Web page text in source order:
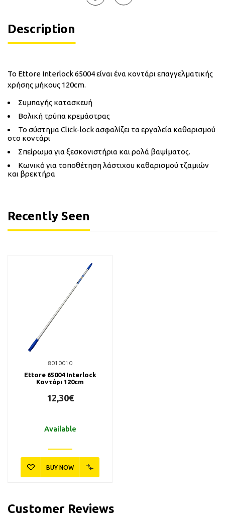
Description
Το Ettore Interlock 65004 είναι ένα κοντάρι επαγγελματικής
χρήσης μήκους 120cm.
Συμπαγής κατασκευή
Βολική τρύπα κρεμάστρας
Το σύστημα Click-lock ασφαλίζει τα εργαλεία καθαρισμού
στο κοντάρι
Σπείρωμα για ξεσκονιστήρια και ρολά βαψίματος.
Κωνικό για τοποθέτηση λάστιχου καθαρισμού τζαμιών
και βρεκτήρα
Recently Seen
8010010
Ettore 65004 Interlock
Κοντάρι 120cm
12,30€
Available
BUY NOW
Customer Reviews